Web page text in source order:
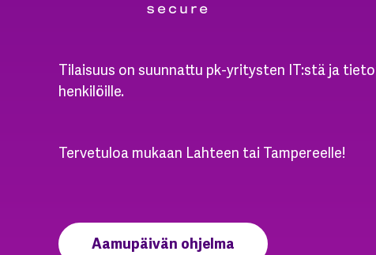
Tilaisuus on suunnattu pk-yritysten IT:stä ja
henkilöille.
Tervetuloa mukaan Lahteen tai Tampereelle!
Aamupäivän ohjelma